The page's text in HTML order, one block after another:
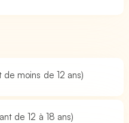
moins de 12 ans)
de 12 à 18 ans)